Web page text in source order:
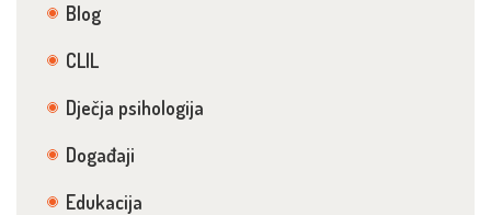
Blog
CLIL
Dječja psihologija
Događaji
Edukacija